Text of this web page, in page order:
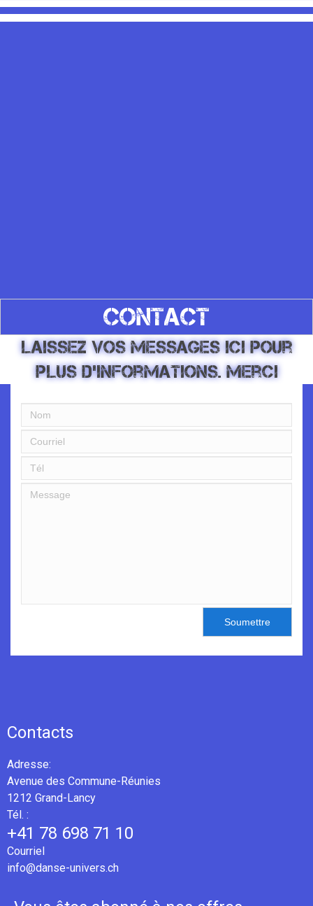
CONTACT
Laissez vos messages ici pour
plus d'informations. Merci
Soumettre
Contacts
Adresse:
Avenue des Commune-Réunies
1212 Grand-Lancy
Tél. :
+41 78 698 71 10
Courriel
info@danse-univers.ch